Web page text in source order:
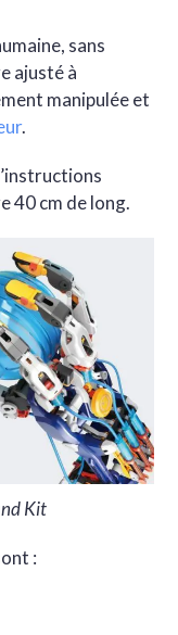
sans
ajusté à
manipulée et
.
40 cm de long.
Kit
: